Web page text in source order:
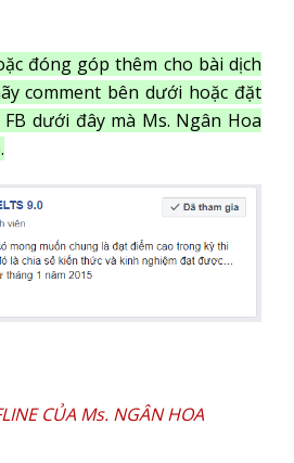
đóng góp thêm cho bài dịch
comment bên dưới hoặc đặt
dưới đây mà Ms. Ngân Hoa
CỦA Ms. NGÂN HOA